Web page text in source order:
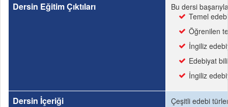
Dersin Eğitim Çıktıları
Bu dersi
Temel
Öğrenilen
İngiliz
Edebiyat
İngiliz
Dersin İçeriği Çeşitli edebi